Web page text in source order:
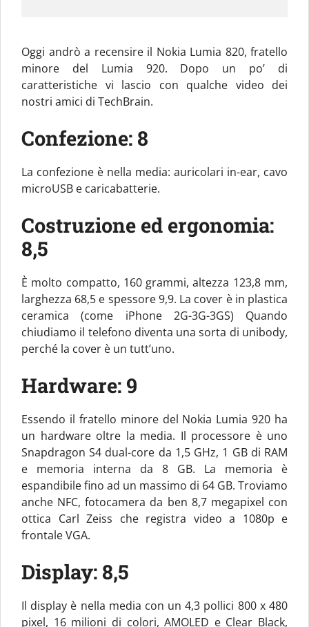
Oggi andrò a recensire il Nokia Lumia 820, fratello
minore del Lumia 920. Dopo un po’ di
caratteristiche vi lascio con qualche video dei
nostri amici di TechBrain.
Confezione: 8
La confezione è nella media: auricolari in-ear, cavo
microUSB e caricabatterie.
Costruzione ed ergonomia:
8,5
È molto compatto, 160 grammi, altezza 123,8 mm,
larghezza 68,5 e spessore 9,9. La cover è in plastica
ceramica (come iPhone 2G-3G-3GS) Quando
chiudiamo il telefono diventa una sorta di unibody,
perché la cover è un tutt’uno.
Hardware: 9
Essendo il fratello minore del Nokia Lumia 920 ha
un hardware oltre la media. Il processore è uno
Snapdragon S4 dual-core da 1,5 GHz, 1 GB di RAM
e memoria interna da 8 GB. La memoria è
espandibile fino ad un massimo di 64 GB. Troviamo
anche NFC, fotocamera da ben 8,7 megapixel con
ottica Carl Zeiss che registra video a 1080p e
frontale VGA.
Display: 8,5
Il display è nella media con un 4,3 pollici 800 x 480
pixel, 16 milioni di colori, AMOLED e Clear Black,